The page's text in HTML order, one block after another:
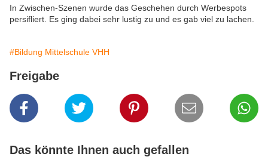
In Zwischen-Szenen wurde das Geschehen durch Werbespots
persifliert. Es ging dabei sehr lustig zu und es gab viel zu lachen.
#Bildung Mittelschule VHH
Freigabe
Das könnte Ihnen auch gefallen